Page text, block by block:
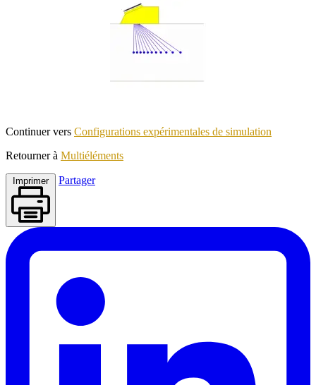
Continuer vers Configurations expérimentales de simulation
Retourner à Multiéléments
Imprimer Partager